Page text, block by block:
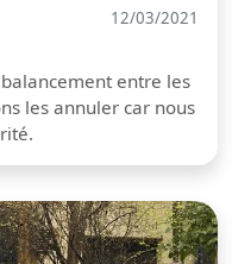
12/03/2021
entre les
les annuler car nous